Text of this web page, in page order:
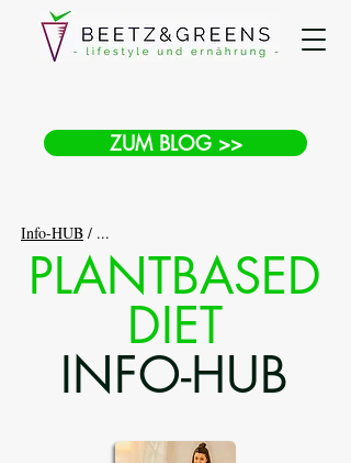
ZUM BLOG >>
Info-HUB / ...
PLANTBASED
DIET
INFO-HUB